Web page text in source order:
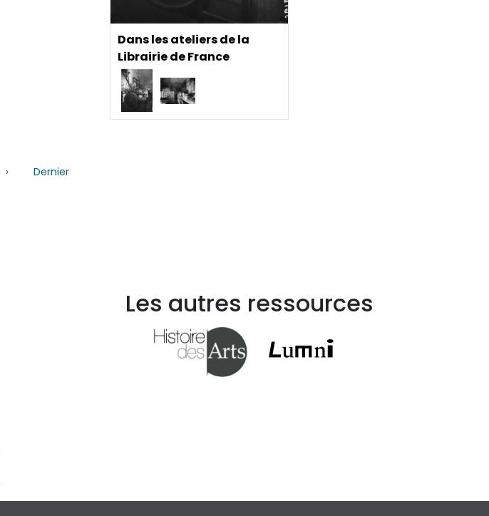
Dans les ateliers de la
Librairie de France
›
Page
Dernier
Les autres ressources